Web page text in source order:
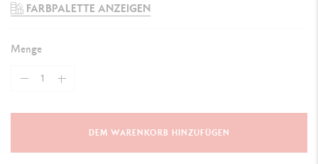
FARBPALETTE ANZEIGEN
Menge
DEM WARENKORB HINZUFÜGEN